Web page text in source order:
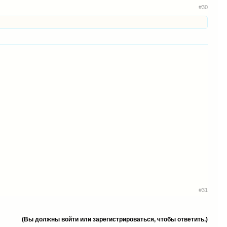
#30
#31
(Вы должны войти или зарегистрироваться, чтобы ответить.)